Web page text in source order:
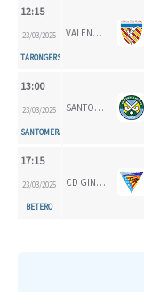
12:15
23/03/2025
TARONGERS
VALENCIA CH 1924
13:00
23/03/2025
SANTOMERA
SANTOMERA HC
17:15
23/03/2025
BETERO
CD GINER DE LOS RÍOS